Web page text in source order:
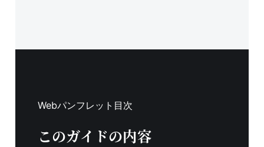
Webパンフレット目次
このガイドの内容